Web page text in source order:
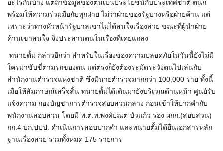
อะไรกันบ้าง แต่ถ้าข้อมูลของตนเป็นประโยชน์กับประเทศชาติ ตนก็
พร้อมให้ความร่วมมือกับทุกฝ่าย ไม่ว่าฝ่ายของรัฐบางหรือฝ่ายค้าน แต่
เพราะว่าทางหัวหน้ารัฐบาลเขาไม่ได้สนใจเรื่องส่วย ขณะที่ผู้นำฝ่าย
ค้านเขาสนใจ จึงประสานตนในเรื่องที่เคยแถลง
ทนายตั้ม กล่าวอีกว่า สำหรับในเรื่องของความปลอดภัยในวันนี้ยังไม่มี
ใครมาขับขี่ตามรถของตน แต่ตรงก็ยังต้องระมัดระวังตนไปเล่นกับ
สำนักงานตำรวจแห่งชาติ ซึ่งมีนายตำรวจมากกว่า 100,000 ราย ทั้งนี้
เมื่อให้สัมภาษณ์เสร็จสิ้น ทนายตั้มได้เดินมายังบริเวณด้านหน้า ศูนย์รับ
แจ้งความ กองบัญชาการตำรวจสอบสวนกลาง ก่อนเข้าให้ปากคำกับ
พนักงานสอบสวน โดยมี พ.ต.ท.พงศ์ปณต บัวแก้ว รอง ผกก.(สอบสวน)
กก.4 บก.ปปป. ดำเนินการสอบปากคำ และทนายตั้มได้ยื่นเอกสารหลัก
ฐานเรื่องส่วย รวมทั้งหมด 175 รายการ